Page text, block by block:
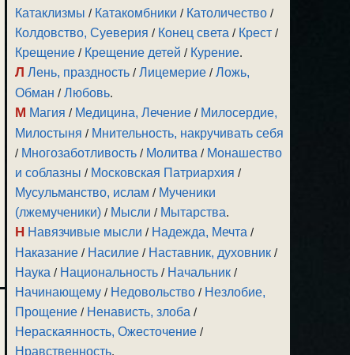
Катаклизмы / Катакомбники / Католичество /
Колдовство, Суеверия / Конец света / Крест /
Крещение / Крещение детей / Курение.
Л Лень, праздность /Лицемерие /Ложь,
Обман /Любовь.
М Магия / Медицина, Лечение / Милосердие,
Милостыня / Мнительность, накручивать себя
/ Многозаботливость / Молитва / Монашество
и соблазны / Московская Патриархия /
Мусульманство, ислам / Мученики
(лжемученики) / Мысли / Мытарства.
Н Навязчивые мысли / Надежда, Мечта /
Наказание / Насилие / Наставник, духовник /
Наука / Национальность / Начальник /
Начинающему / Недовольство / Незлобие,
Прощение / Ненависть, злоба /
Нераскаянность, Ожесточение /
Нравственность.